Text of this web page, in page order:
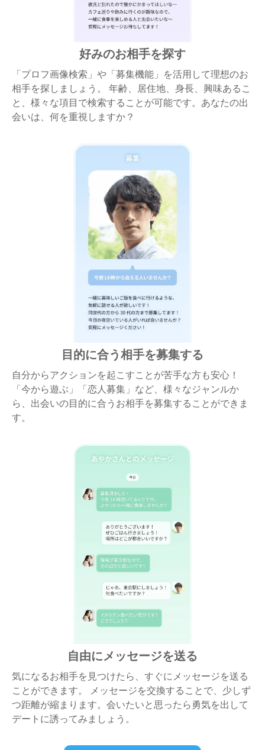
好みのお相手を探す
「プロフ画像検索」や「募集機能」を活用して理想のお
相手を探しましょう。 年齢、居住地、身長、興味あるこ
と、様々な項目で検索することが可能です。あなたの出
会いは、何を重視しますか？
目的に合う相手を募集する
自分からアクションを起こすことが苦手な方も安心！
「今から遊ぶ」「恋人募集」など、様々なジャンルか
ら、出会いの目的に合うお相手を募集することができま
す。
自由にメッセージを送る
気になるお相手を見つけたら、すぐにメッセージを送る
ことができます。 メッセージを交換することで、少しず
つ距離が縮まります。会いたいと思ったら勇気を出して
デートに誘ってみましょう。